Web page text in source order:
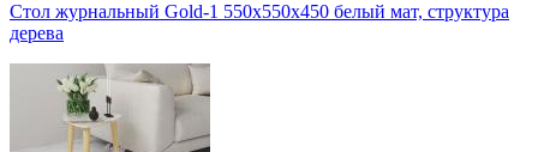
Стол журнальный Gold-1 550х550х450 белый мат, структура
дерева